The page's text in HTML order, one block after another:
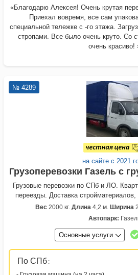
«Благодарю Алексея! Очень крутая
Приехал вовремя, все сам
специальной тележке с -го этажа.
стропами. Все было очень круто. Со
очень красиво!
№ 4289
на сайте с 2021
Грузоперевозки Газель с
Грузовые перевозки по СПб и ЛО.
переезды. Доставка
Вес 2000 кг. Длина 4,2 м. Ширина
Автопарк:
Основные услуги
По СПб :